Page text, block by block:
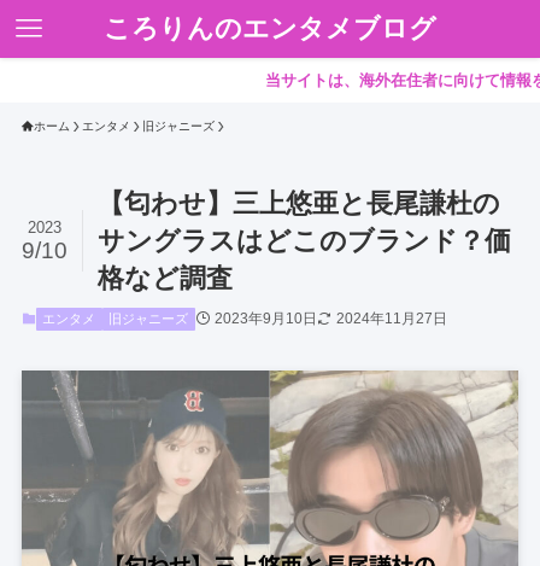
ころりんのエンタメブログ
当サイトは、海外在住者に向けて情報を発信して
ホーム エンタメ 旧ジャニーズ
【匂わせ】三上悠亜と長尾謙杜の
サングラスはどこのブランド？価
格など調査
2023
9/10
エンタメ 旧ジャニーズ 2023年9月10日 2024年11月27日